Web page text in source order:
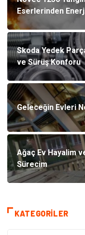
Eserlerinden
Skoda Yedek
ve Sürüş Konforu
Geleceğin Evleri
Ağaç Ev Hayalim
Sürecim
KATEGORILER